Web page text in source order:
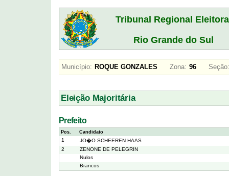
Tribunal Regional
Rio Grande do Sul
Município: ROQUE GONZALES Zona: 96 Seção:
Eleição Majoritária
Prefeito
Pos. Candidato
1
JO�O SCHEEREN HAAS
2
ZENONE DE PELEGRIN
Nulos
Brancos